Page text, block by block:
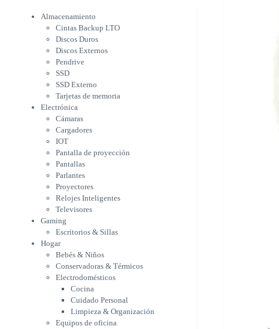
Cámaras
Cargadores
IOT
Pantalla de proyección
Pantallas
Parlantes
Proyectores
Relojes Inteligentes
Televisores
Gaming
Escritorios & Sillas
Hogar
Bebés & Niños
Conservadoras & Térmicos
Electrodomésticos
Cocina
Cuidado Personal
Equipos de oficina
Impresoras
A chorro
Etiqueta & Ticket
Formato Ancho & Plotters
Láser
Matriciales
Multifuncional a Tinta
Almacenamiento
Cintas Backup LTO
Discos Duros
Discos Externos
Pendrive
SSD
SSD Externo
Tarjetas de memoria
Electrónica
Cámaras
Cargadores
IOT
Pantalla de proyección
Pantallas
Parlantes
Proyectores
Relojes Inteligentes
Televisores
Gaming
Escritorios & Sillas
Hogar
Bebés & Niños
Conservadoras & Térmicos
Electrodomésticos
Cocina
Cuidado Personal
Limpieza & Organización
Equipos de oficina